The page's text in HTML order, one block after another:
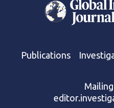
Publications